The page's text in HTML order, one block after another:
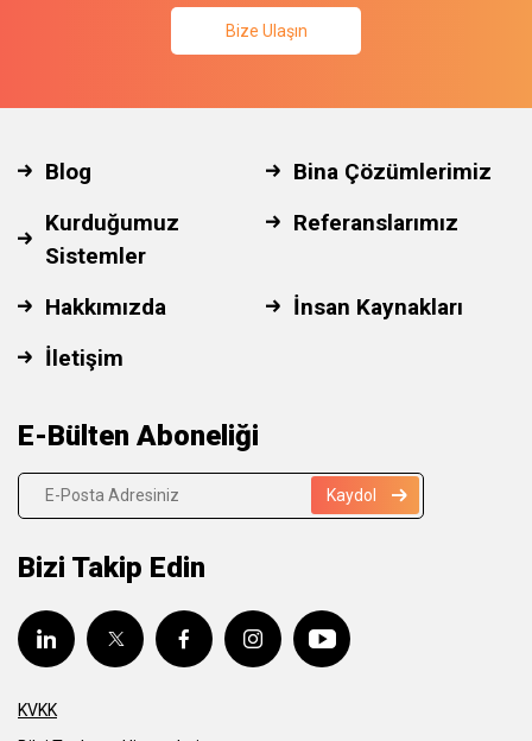
Bize Ulaşın
Blog
Bina Çözümlerimiz
Kurduğumuz
Sistemler
Referanslarımız
Hakkımızda
İnsan Kaynakları
İletişim
E-Bülten Aboneliği
Kaydol
Bizi Takip Edin
KVKK